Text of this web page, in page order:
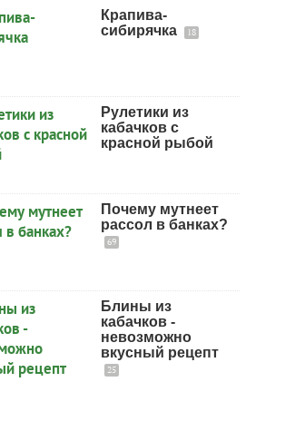
Крапива-
сибирячка
18
Рулетики из
кабачков с
красной рыбой
Почему мутнеет
рассол в банках?
69
Блины из
кабачков -
невозможно
вкусный рецепт
25